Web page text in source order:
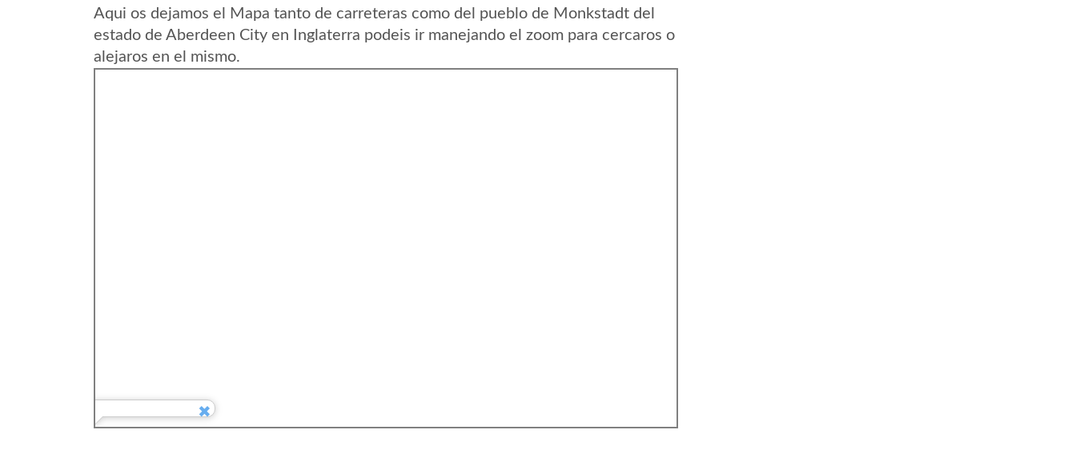
Aqui os dejamos el Mapa tanto de carreteras como del pueblo de Monkstadt del
estado de Aberdeen City en Inglaterra podeis ir manejando el zoom para cercaros o
alejaros en el mismo.